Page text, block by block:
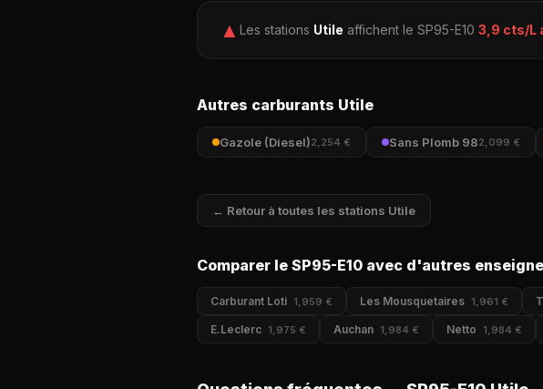
▲ Les stations Utile affichent le SP95-E10 3,9 cts/L
Autres carburants Utile
Gazole (Diesel)2,254 € Sans Plomb 982,099 €
← Retour à toutes les stations Utile
Comparer le SP95-E10 avec d'autres
Carburant Loti 1,959 € Les Mousquetaires 1,961 €
E.Leclerc 1,975 € Auchan 1,984 € Netto 1,984 €